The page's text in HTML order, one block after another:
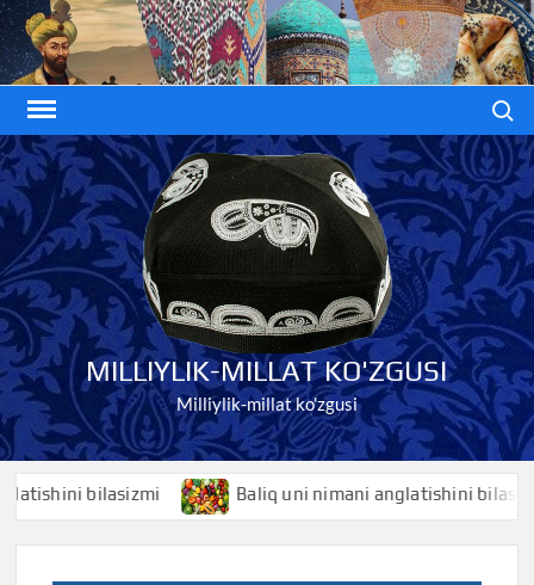
Skip
to
content
MILLIYLIK-MILLAT KO'ZGUSI
Milliylik-millat ko'zgusi
bilasizmi Baliq uni nimani anglatishini bilasizmi